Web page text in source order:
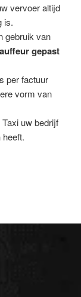
vervoer altijd
is.
gebruik van
gepast
per factuur
vorm van
uw bedrijf